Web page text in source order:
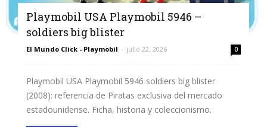
Playmobil USA Playmobil 5946 –
soldiers big blister
El Mundo Click - Playmobil - julio 22, 2026 0
Playmobil USA Playmobil 5946 soldiers big blister
(2008): referencia de Piratas exclusiva del mercado
estadounidense. Ficha, historia y coleccionismo.